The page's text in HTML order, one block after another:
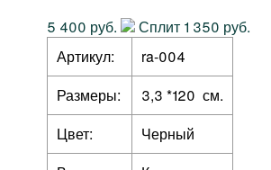
5 400 руб.
Сплит 1 350 руб.
Артикул:
ra-004
Размеры:
3,3 *120 см.
Цвет:
Черный